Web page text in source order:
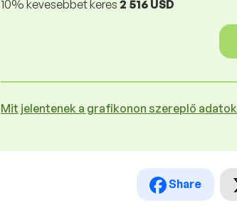
10% kevesebbet keres 2 516 USD
Mit jelentenek a grafikonon szereplő
Share